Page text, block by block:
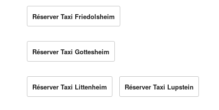
Réserver Taxi Friedolsheim
Réserver Taxi Gottesheim
Réserver Taxi Littenheim Réserver Taxi Lupstein